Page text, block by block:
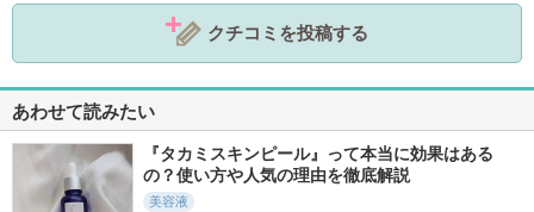
クチコミを投稿する
あわせて読みたい
『タカミスキンピール』って本当に効果はある
の？使い方や人気の理由を徹底解説
美容液